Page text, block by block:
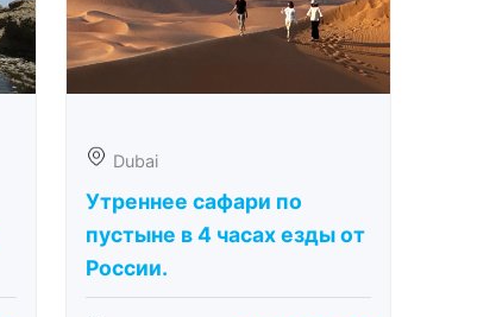
Dubai
Утреннее сафари по
пустыне в 4 часах езды от
России.